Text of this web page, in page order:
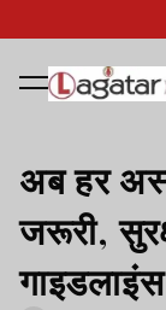
अब हर
जरूरी,